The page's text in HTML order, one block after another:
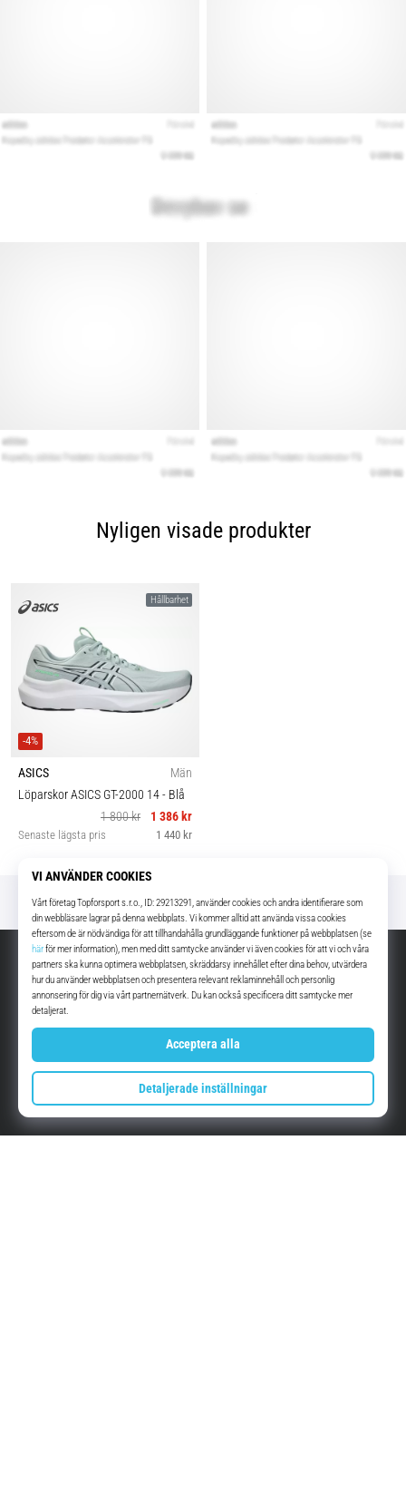
Nyligen visade produkter
Hållbarhet
-4%
ASICS
Män
Löparskor ASICS GT-2000 14- Blå
1 800 kr
1 386 kr
Senaste lägsta pris 1 440 kr
Utmärkt4.8 av 5
SEK - Sverige (Svenska)
info@top4running.se
Begär uttag